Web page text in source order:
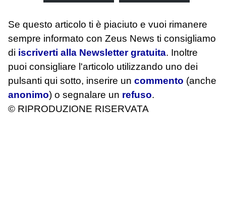
Se questo articolo ti è piaciuto e vuoi rimanere
sempre informato con Zeus News ti consigliamo
di iscriverti alla Newsletter gratuita. Inoltre
puoi consigliare l'articolo utilizzando uno dei
pulsanti qui sotto, inserire un commento (anche
anonimo) o segnalare un refuso.
© RIPRODUZIONE RISERVATA